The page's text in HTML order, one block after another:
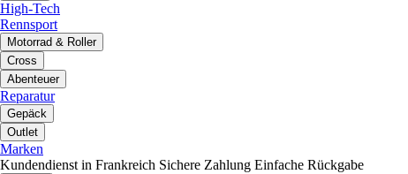
High-Tech
Rennsport
Motorrad & Roller
Cross
Abenteuer
Reparatur
Gepäck
Outlet
Marken
Kundendienst in Frankreich Sichere Zahlung Einfache Rückgabe